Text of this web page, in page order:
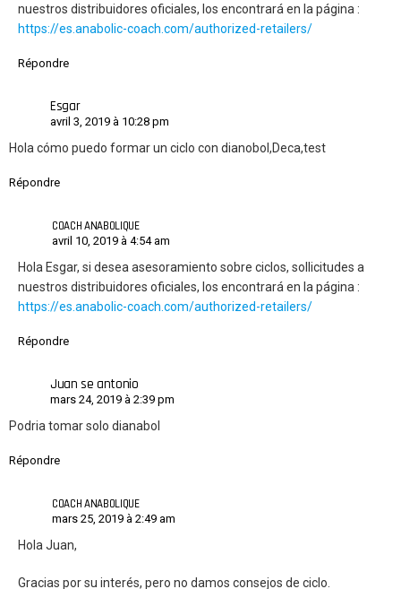
nuestros distribuidores oficiales, los encontrará en la página :
https://es.anabolic-coach.com/authorized-retailers/
Répondre
Esgar
avril 3, 2019 à 10:28 pm
Hola cómo puedo formar un ciclo con dianobol,Deca,test
Répondre
COACH ANABOLIQUE
avril 10, 2019 à 4:54 am
Hola Esgar, si desea asesoramiento sobre ciclos, sollicitudes a
nuestros distribuidores oficiales, los encontrará en la página :
https://es.anabolic-coach.com/authorized-retailers/
Répondre
Juan se antonio
mars 24, 2019 à 2:39 pm
Podria tomar solo dianabol
Répondre
COACH ANABOLIQUE
mars 25, 2019 à 2:49 am
Hola Juan,
Gracias por su interés, pero no damos consejos de ciclo.